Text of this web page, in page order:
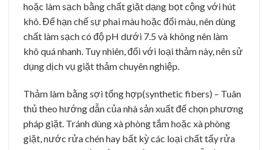
hoặc làm sạch bằng chất giặt dạng bọt cộng với hút
khô. Để hạn chế sự phai màu hoặc đổi màu, nên dùng
chất làm sạch có độ pH dưới 7.5 và không nên làm
khô quá nhanh. Tuy nhiên, đối với loại thảm này, nên sử
dụng dịch vụ giặt thảm chuyên nghiệp.
Thảm làm bằng sợi tổng hợp(synthetic fibers) – Tuân
thủ theo hướng dẫn của nhà sản xuất để chọn phương
pháp giặt. Tránh dùng xà phòng tắm hoặc xà phòng
giặt, nước rửa chén hay bất kỳ các loại chất tẩy rửa